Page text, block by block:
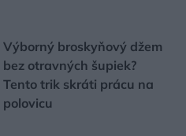
Výborný broskyňový džem
bez otravných šupiek?
Tento trik skráti prácu na
polovicu